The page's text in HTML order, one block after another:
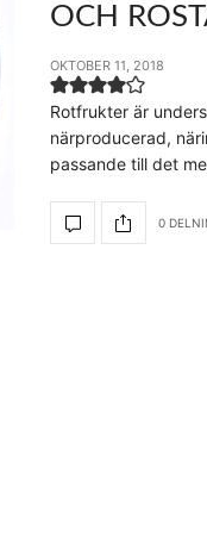
OCH
OKTOBER 11, 2018
Rotfrukter är
närproducerad,
passande till det
0